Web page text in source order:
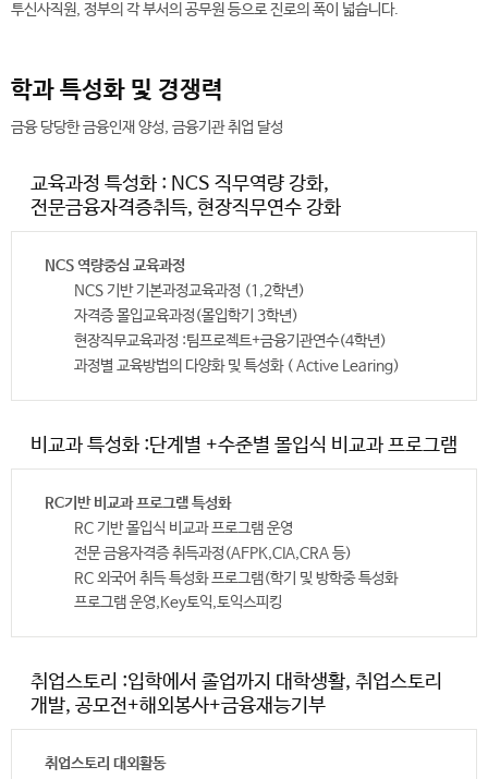
투신사직원, 정부의 각 부서의 공무원 등으로 진로의 폭이 넓습니다.
학과 특성화 및 경쟁력
금융 당당한 금융인재 양성, 금융기관 취업 달성
교육과정 특성화 : NCS 직무역량 강화,
전문금융자격증취득, 현장직무연수 강화
NCS 역량중심 교육과정
NCS 기반 기본과정교육과정 (1,2학년)
자격증 몰입교육과정(몰입학기 3학년)
현장직무교육과정 :팀프로젝트+금융기관연수(4학년)
과정별 교육방법의 다양화 및 특성화 ( Active Learing)
비교과 특성화 :단계별 +수준별 몰입식 비교과 프로그램
RC기반 비교과 프로그램 특성화
RC 기반 몰입식 비교과 프로그램 운영
전문 금융자격증 취득과정(AFPK,CIA,CRA 등)
RC 외국어 취득 특성화 프로그램(학기 및 방학중 특성화
프로그램 운영,Key토익,토익스피킹
취업스토리 :입학에서 졸업까지 대학생활, 취업스토리
개발, 공모전+해외봉사+금융재능기부
취업스토리 대외활동